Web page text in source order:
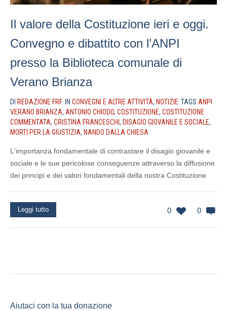
Il valore della Costituzione ieri e oggi.
Convegno e dibattito con l’ANPI
presso la Biblioteca comunale di
Verano Brianza
DI REDAZIONE FRF IN CONVEGNI E ALTRE ATTIVITÀ, NOTIZIE TAGS ANPI
VERANO BRIANZA, ANTONIO CHIODO, COSTITUZIONE, COSTITUZIONE
COMMENTATA, CRISTINA FRANCESCHI , DISAGIO GIOVANILE E SOCIALE,
MORTI PER LA GIUSTIZIA, NANDO DALLA CHIESA
L'importanza fondamentale di contrastare il disagio giovanile e
sociale e le sue pericolose conseguenze attraverso la diffusione
dei principi e dei valori fondamentali della nostra Costituzione
0 0
Leggi tutto
Aiutaci con la tua donazione